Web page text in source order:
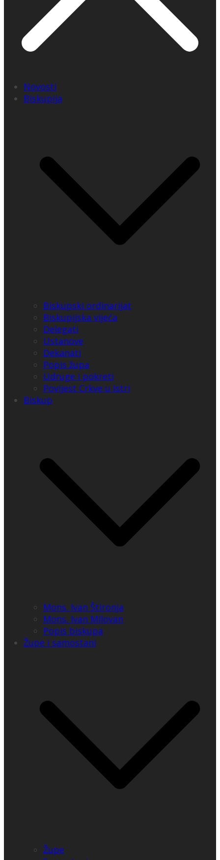
Novosti
Biskupija
Biskupski ordinarijat
Biskupijska vijeća
Delegati
Ustanove
Dekanati
Popis župa
Udruge i pokreti
Povijest Crkve u Istri
Biskup
Mons. Ivan Štironja
Mons. Ivan Milovan
Popis biskupa
Župe i samostani
Župe